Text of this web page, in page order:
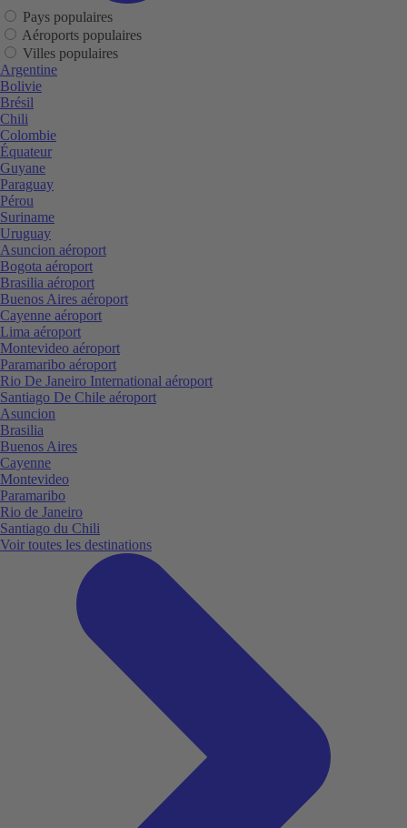
Pays populaires
Aéroports populaires
Villes populaires
Argentine
Bolivie
Brésil
Chili
Colombie
Équateur
Guyane
Paraguay
Pérou
Suriname
Uruguay
Asuncion aéroport
Bogota aéroport
Brasilia aéroport
Buenos Aires aéroport
Cayenne aéroport
Lima aéroport
Montevideo aéroport
Paramaribo aéroport
Rio De Janeiro International aéroport
Santiago De Chile aéroport
Asuncion
Brasilia
Buenos Aires
Cayenne
Montevideo
Paramaribo
Rio de Janeiro
Santiago du Chili
Voir toutes les destinations